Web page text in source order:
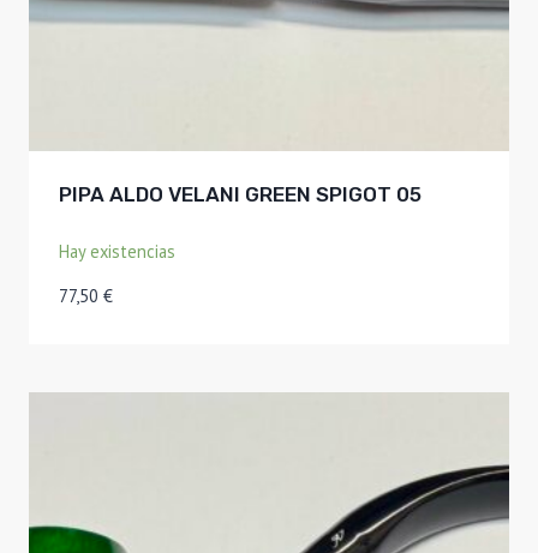
PIPA ALDO VELANI GREEN SPIGOT 05
Hay existencias
77,50 €